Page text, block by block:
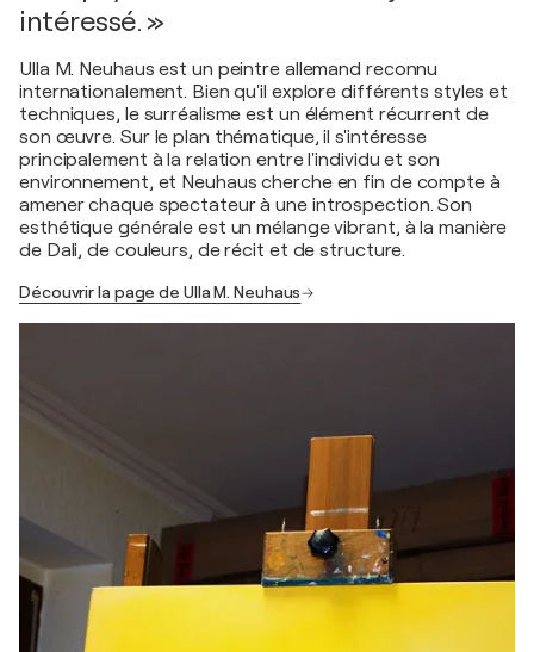
intéressé. »
Ulla M. Neuhaus est un peintre allemand reconnu
internationalement. Bien qu'il explore différents styles et
techniques, le surréalisme est un élément récurrent de
son œuvre. Sur le plan thématique, il s'intéresse
principalement à la relation entre l'individu et son
environnement, et Neuhaus cherche en fin de compte à
amener chaque spectateur à une introspection. Son
esthétique générale est un mélange vibrant, à la manière
de Dali, de couleurs, de récit et de structure.
Découvrir la page de Ulla M. Neuhaus